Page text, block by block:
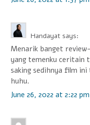
Handayat says:
Menarik banget
yang temenku ceritain
saking sedihnya film ini
huhu.
June 26, 2022 at 2:22 pm